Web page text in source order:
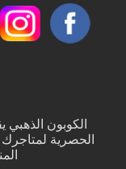
الكوبون
الحصرية